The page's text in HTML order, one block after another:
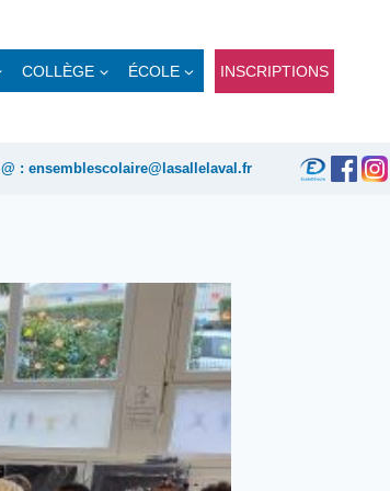
COLLÈGE ÉCOLE INSCRIPTIONS
@ : ensemblescolaire@lasallelaval.fr